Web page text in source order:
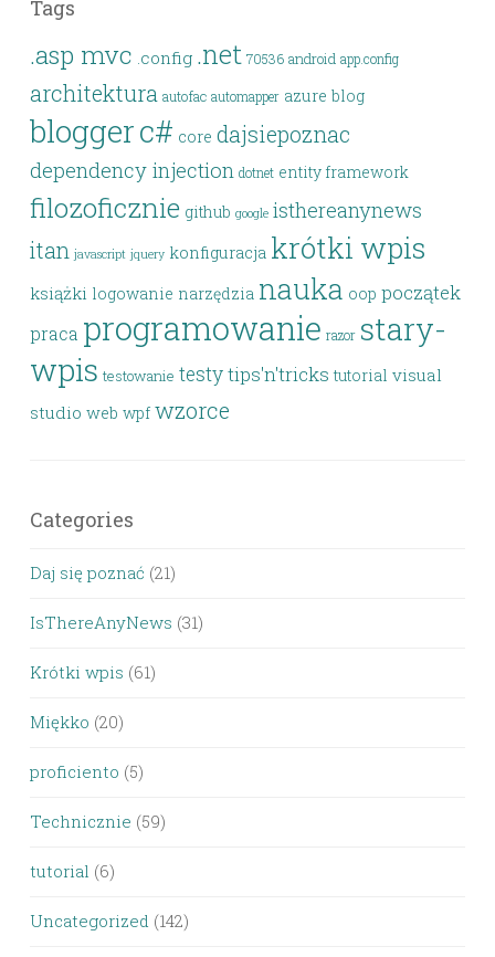
Tags
.asp mvc .config .net 70536 android app.config
architektura autofac automapper azure blog
bloggerc# core dajsiepoznac
dependency injection dotnet entity framework
filozoficznie github google isthereanynews
itan javascript jquery konfiguracja krótki wpis
książki logowanie narzędzia nauka oop początek
praca programowanie razor stary-
wpis testowanie testytips'n'tricks tutorial visual
studio web wpf wzorce
Categories
Daj się poznać (21)
IsThereAnyNews (31)
Krótki wpis (61)
Miękko (20)
proficiento (5)
Technicznie (59)
tutorial (6)
Uncategorized (142)